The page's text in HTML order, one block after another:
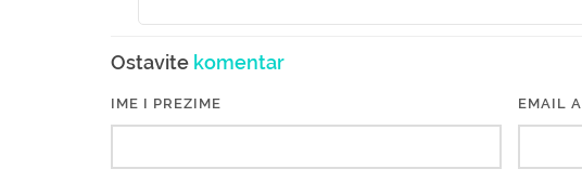
Ostavite komentar
IME I PREZIME EMAIL